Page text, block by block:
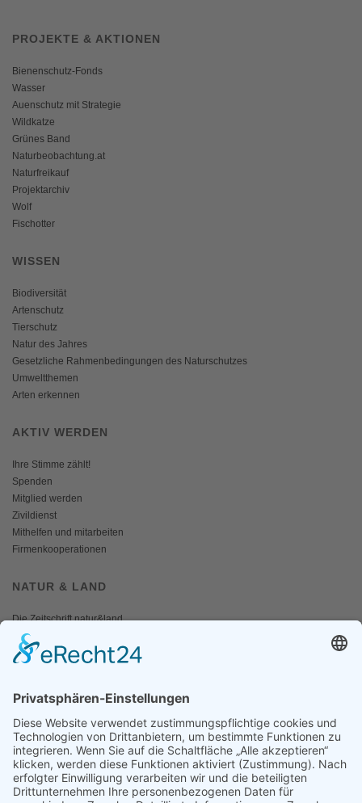
PROJEKTE & AKTIONEN
Bienenschutz-Fonds
Wasser
Auenschutz mit Strategie
Wildkatze
Grünes Band
Naturbeobachtung.at
Naturfreikauf
Projektarchiv
Wolf
Fischotter
WISSEN
Biodiversität
Artenschutz
Tierschutz
Natur des Jahres
Gesetzliche Rahmenbedingungen des Naturschutzes
Umweltthemen
Arten erkennen
AKTIV WERDEN
Ihre Stimme zählt!
Spenden
Mitglied werden
Zivildienst
Mithelfen und mitarbeiten
Firmenkooperationen
NATUR & LAND
Die Zeitschrift natur&land
Archiv
Mediadaten
Fotos und Logos
Presseaussendungen
Presse
Presseinformationen abonnieren